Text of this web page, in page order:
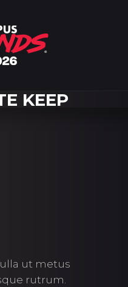
KEEP
ut metus
rutrum.